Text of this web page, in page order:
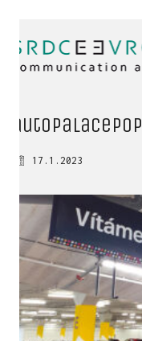
autopalacePOP
17.1.2023